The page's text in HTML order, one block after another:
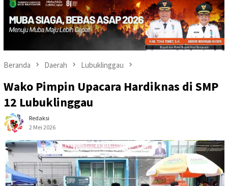
Beranda Daerah Lubuklinggau
Wako Pimpin Upacara Hardiknas di SMP
12 Lubuklinggau
Redaksi
2 Mei 2026